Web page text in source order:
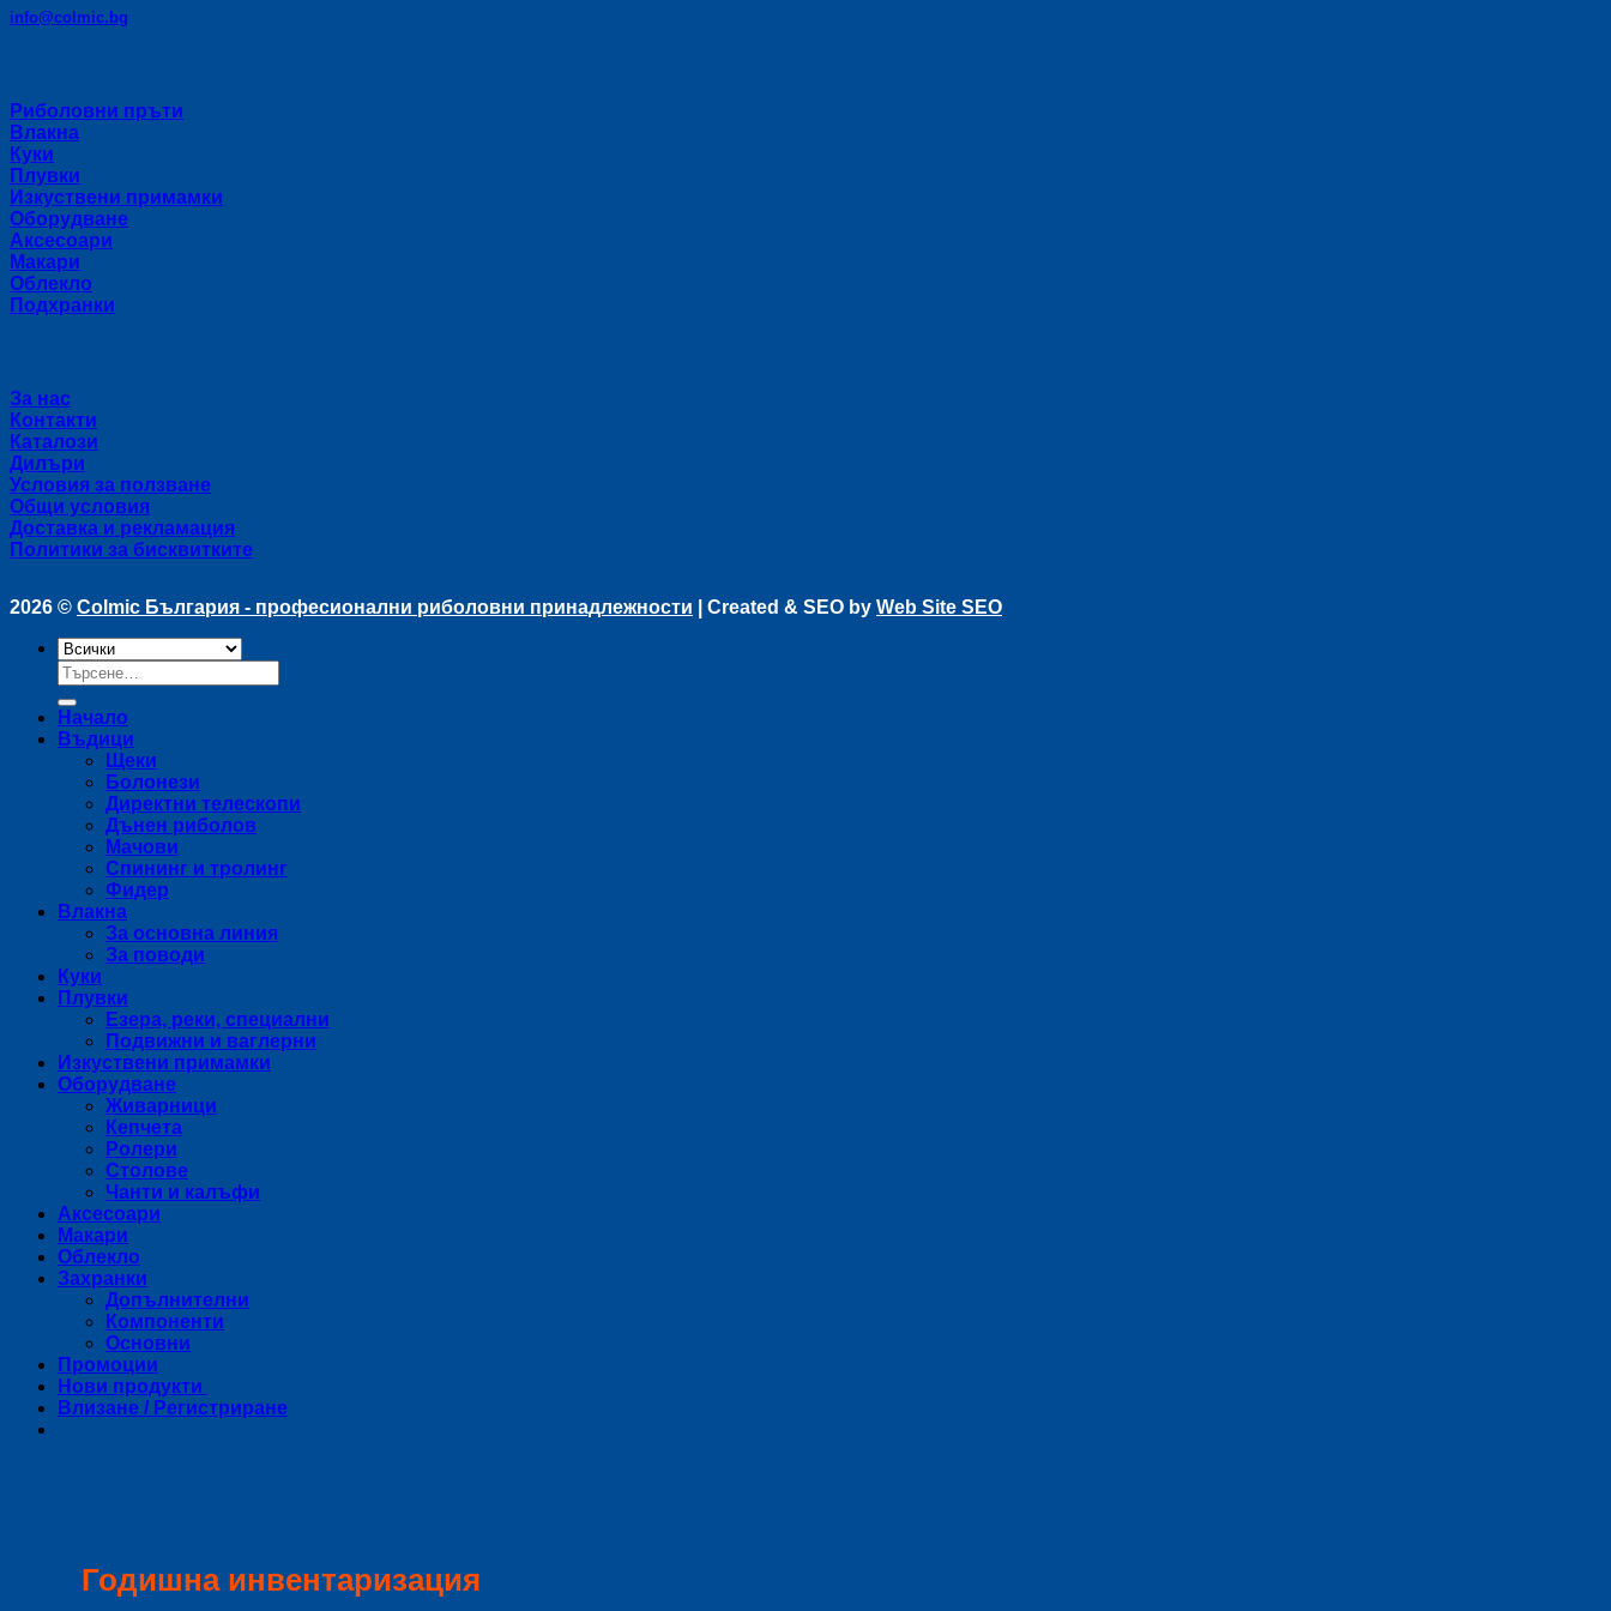
info@colmic.bg
Риболовни пръти
Влакна
Куки
Плувки
Изкуствени примамки
Оборудване
Аксесоари
Макари
Облекло
Подхранки
За нас
Контакти
Каталози
Дилъри
Условия за ползване
Общи условия
Доставка и рекламация
Политики за бисквитките
2026 © Colmic България - професионални риболовни принадлежности | Created & SEO by Web Site SEO
Търсене
за:
Начало
Въдици
Щеки
Болонези
Директни телескопи
Дънен риболов
Мачови
Спининг и тролинг
Фидер
Влакна
За основна линия
За поводи
Куки
Плувки
Езера, реки, специални
Подвижни и ваглерни
Изкуствени примамки
Оборудване
Живарници
Кепчета
Ролери
Столове
Чанти и калъфи
Аксесоари
Макари
Облекло
Захранки
Допълнителни
Компоненти
Основни
Промоции
Нови продукти
Влизане / Регистриране
Годишна инвентаризация